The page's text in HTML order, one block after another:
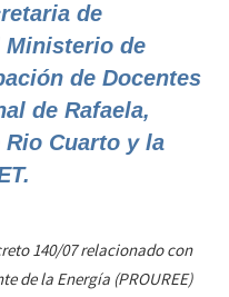
de
Ministerio de
de Docentes
de Rafaela,
Cuarto y la
140/07 relacionado con
de la Energía (PROUREE)